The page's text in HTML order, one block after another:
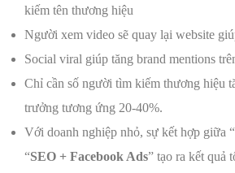
kiếm tên thương hiệu
Người xem video sẽ quay lại website
Social viral giúp tăng brand mentions
Chỉ cần số người tìm kiếm thương hiệu
trưởng tương ứng 20-40%.
Với doanh nghiệp nhỏ, sự kết hợp giữa “
“SEO + Facebook Ads” tạo ra kết quả